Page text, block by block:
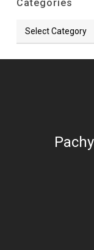
Categories
Categories